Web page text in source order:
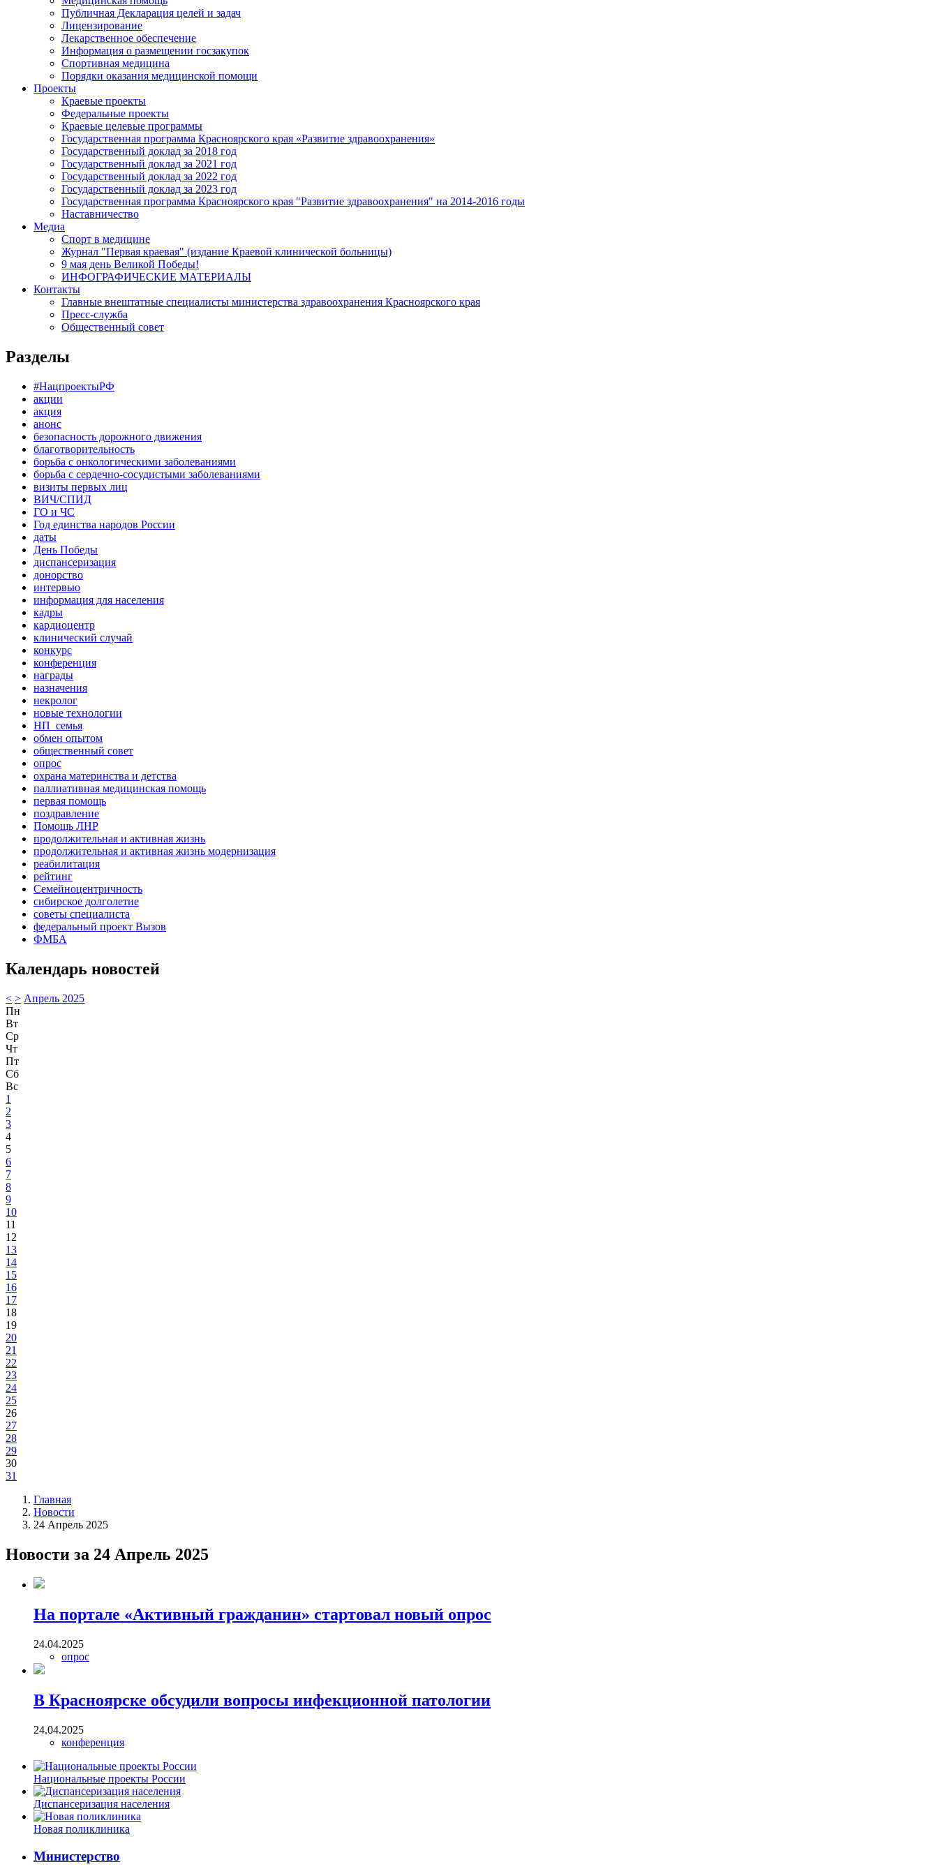
Публичная Декларация целей и задач
Лицензирование
Лекарственное обеспечение
Информация о размещении госзакупок
Спортивная медицина
Порядки оказания медицинской помощи
Проекты
Краевые проекты
Федеральные проекты
Краевые целевые программы
Государственная программа Красноярского края «Развитие здравоохранения»
Государственный доклад за 2018 год
Государственный доклад за 2021 год
Государственный доклад за 2022 год
Государственный доклад за 2023 год
Государственная программа Красноярского края "Развитие здравоохранения" на 2014-2016 годы
Наставничество
Медиа
Спорт в медицине
Журнал "Первая краевая" (издание Краевой клинической больницы)
9 мая день Великой Победы!
ИНФОГРАФИЧЕСКИЕ МАТЕРИАЛЫ
Контакты
Главные внештатные специалисты министерства здравоохранения Красноярского края
Пресс-служба
Общественный совет
Разделы
#НацпроектыРФ
акции
акция
анонс
безопасность дорожного движения
благотворительность
борьба с онкологическими заболеваниями
борьба с сердечно-сосудистыми заболеваниями
визиты первых лиц
ВИЧ/СПИД
ГО и ЧС
Год единства народов России
даты
День Победы
диспансеризация
донорство
интервью
информация для населения
кадры
кардиоцентр
клинический случай
конкурс
конференция
награды
назначения
некролог
новые технологии
НП_семья
обмен опытом
общественный совет
опрос
охрана материнства и детства
паллиативная медицинская помощь
первая помощь
поздравление
Помощь ЛНР
продолжительная и активная жизнь
продолжительная и активная жизнь модернизация
реабилитация
рейтинг
Семейноцентричность
сибирское долголетие
советы специалиста
федеральный проект Вызов
ФМБА
Календарь новостей
< > Апрель 2025
Пн
Вт
Ср
Чт
Пт
Сб
Вс
1
2
3
4
5
6
7
8
9
10
11
12
13
14
15
16
17
18
19
20
21
22
23
24
25
26
27
28
29
30
31
Главная
Новости
24 Апрель 2025
Новости за 24 Апрель 2025
На портале «Активный гражданин» стартовал новый опрос
24.04.2025
опрос
В Красноярске обсудили вопросы инфекционной патологии
24.04.2025
конференция
Национальные проекты России
Диспансеризация населения
Новая поликлиника
Министерство